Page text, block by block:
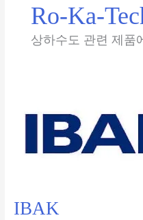
Ro-Ka-
상하수도 관련 제품
IBAK